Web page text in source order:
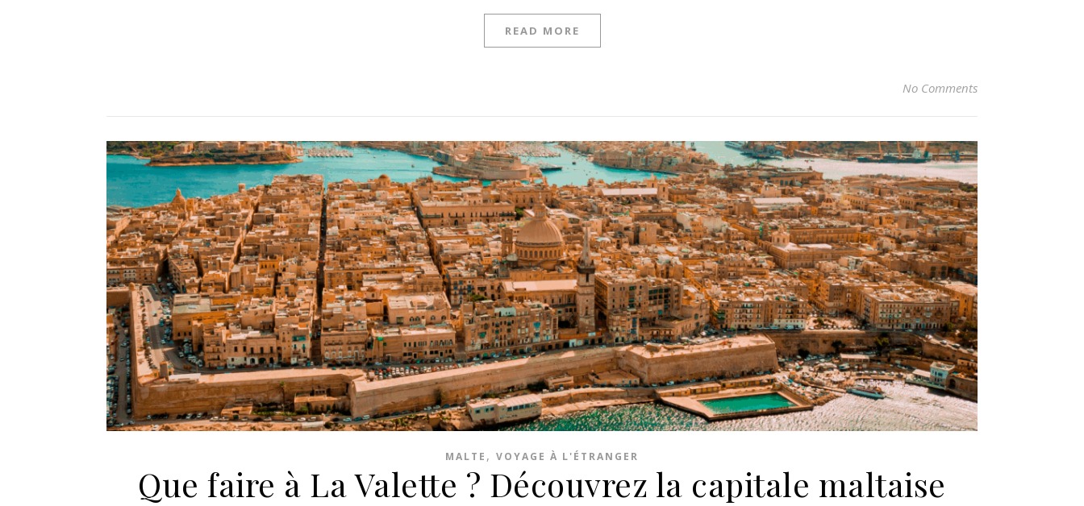
READ MORE
No Comments
MALTE , VOYAGE À L'ÉTRANGER
Que faire à La Valette ? Découvrez la capitale maltaise